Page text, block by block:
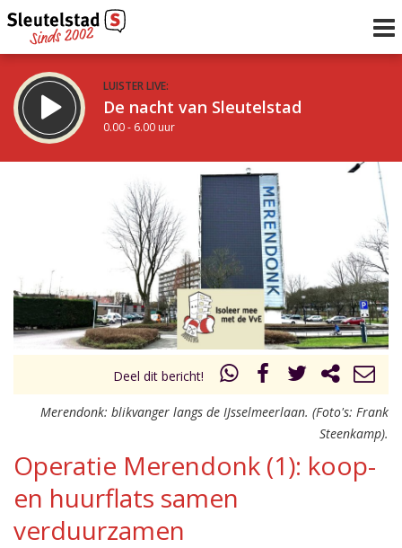
LUISTER LIVE:
De nacht van Sleutelstad
0.00 - 6.00 uur
De ochtend van Sleutelstad
uur 1 van 0 Volgend uur
Deel dit bericht!
Merendonk: blikvanger langs de IJsselmeerlaan. (Foto's: Frank
Steenkamp).
Operatie Merendonk (1): koop-
en huurflats samen
verduurzamen